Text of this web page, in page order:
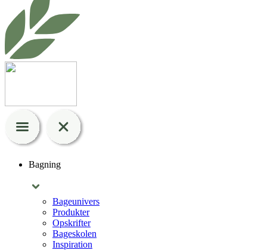
Bagning
Bageunivers
Produkter
Opskrifter
Bageskolen
Inspiration